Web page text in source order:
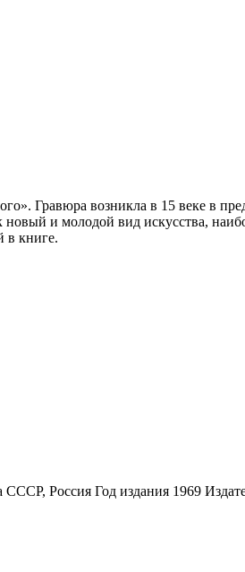
Гравюра возникла в 15 веке в
и молодой вид искусства,
в книге.
Россия Год издания 1969